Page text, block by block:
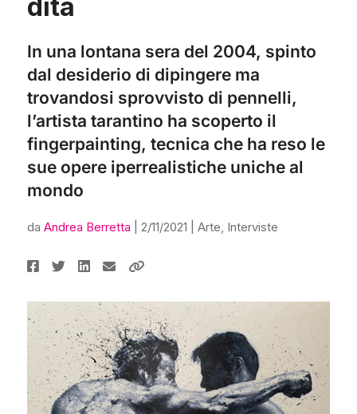
dita
In una lontana sera del 2004, spinto
dal desiderio di dipingere ma
trovandosi sprovvisto di pennelli,
l’artista tarantino ha scoperto il
fingerpainting, tecnica che ha reso le
sue opere iperrealistiche uniche al
mondo
da Andrea Berretta 2/11/2021 Arte, Interviste